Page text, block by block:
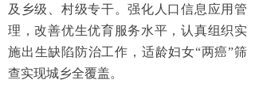
及乡级、村级专干。强化人口信息应用管
理，改善优生优育服务水平，认真组织实
施出生缺陷防治工作，适龄妇女“两癌”筛
查实现城乡全覆盖。